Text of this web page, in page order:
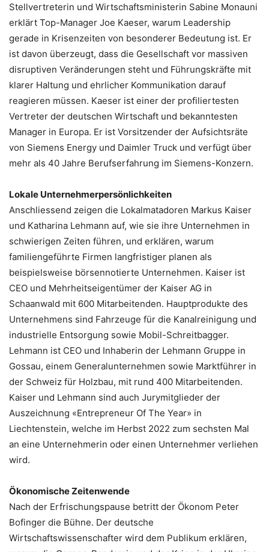
Stellvertreterin und Wirtschaftsministerin Sabine Monauni
erklärt Top-Manager Joe Kaeser, warum Leadership
gerade in Krisenzeiten von besonderer Bedeutung ist. Er
ist davon überzeugt, dass die Gesellschaft vor massiven
disruptiven Veränderungen steht und Führungskräfte mit
klarer Haltung und ehrlicher Kommunikation darauf
reagieren müssen. Kaeser ist einer der profiliertesten
Vertreter der deutschen Wirtschaft und bekanntesten
Manager in Europa. Er ist Vorsitzender der Aufsichtsräte
von Siemens Energy und Daimler Truck und verfügt über
mehr als 40 Jahre Berufserfahrung im Siemens-Konzern.
Lokale Unternehmerpersönlichkeiten
Anschliessend zeigen die Lokalmatadoren Markus Kaiser
und Katharina Lehmann auf, wie sie ihre Unternehmen in
schwierigen Zeiten führen, und erklären, warum
familiengeführte Firmen langfristiger planen als
beispielsweise börsennotierte Unternehmen. Kaiser ist
CEO und Mehrheitseigentümer der Kaiser AG in
Schaanwald mit 600 Mitarbeitenden. Hauptprodukte des
Unternehmens sind Fahrzeuge für die Kanalreinigung und
industrielle Entsorgung sowie Mobil-Schreitbagger.
Lehmann ist CEO und Inhaberin der Lehmann Gruppe in
Gossau, einem Generalunternehmen sowie Marktführer in
der Schweiz für Holzbau, mit rund 400 Mitarbeitenden.
Kaiser und Lehmann sind auch Jurymitglieder der
Auszeichnung «Entrepreneur Of The Year» in
Liechtenstein, welche im Herbst 2022 zum sechsten Mal
an eine Unternehmerin oder einen Unternehmer verliehen
wird.
Ökonomische Zeitenwende
Nach der Erfrischungspause betritt der Ökonom Peter
Bofinger die Bühne. Der deutsche
Wirtschaftswissenschafter wird dem Publikum erklären,